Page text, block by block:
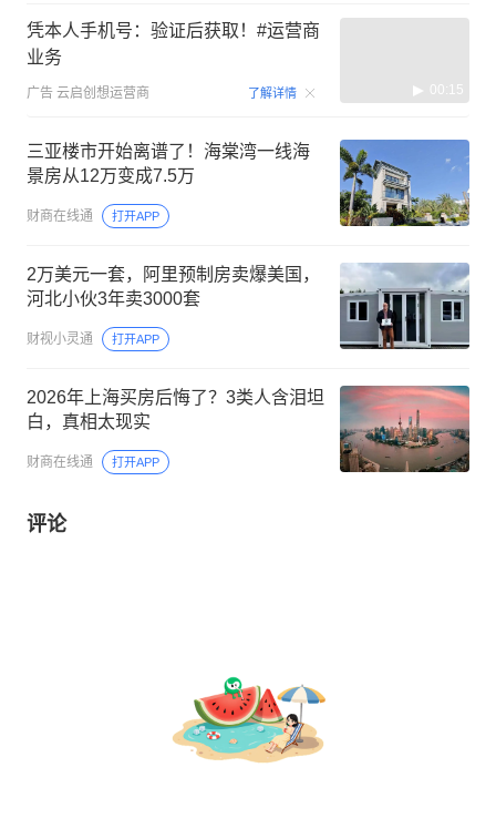
凭本人手机号：验证后获取！#运营商
业务
广告 云启创想运营商 了解详情 00:15
三亚楼市开始离谱了！海棠湾一线海
景房从12万变成7.5万
财商在线通 打开APP
2万美元一套，阿里预制房卖爆美国，
河北小伙3年卖3000套
财视小灵通 打开APP
2026年上海买房后悔了？3类人含泪坦
白，真相太现实
财商在线通 打开APP
评论